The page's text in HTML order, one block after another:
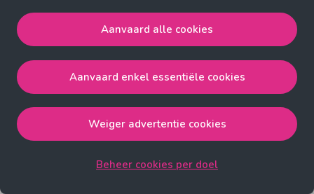
Aanvaard alle cookiesgaat akkoord met de strict
noodzakelijke, analytische, functionele en advertentie
cookies.
de strict noodzakelijke cookies.
Weiger advertentie cookiesgaat akkoord met de strict
Aanvaard alle cookies
Aanvaard enkel essentiële cookies
Weiger advertentie cookies
Beheer cookies per doel